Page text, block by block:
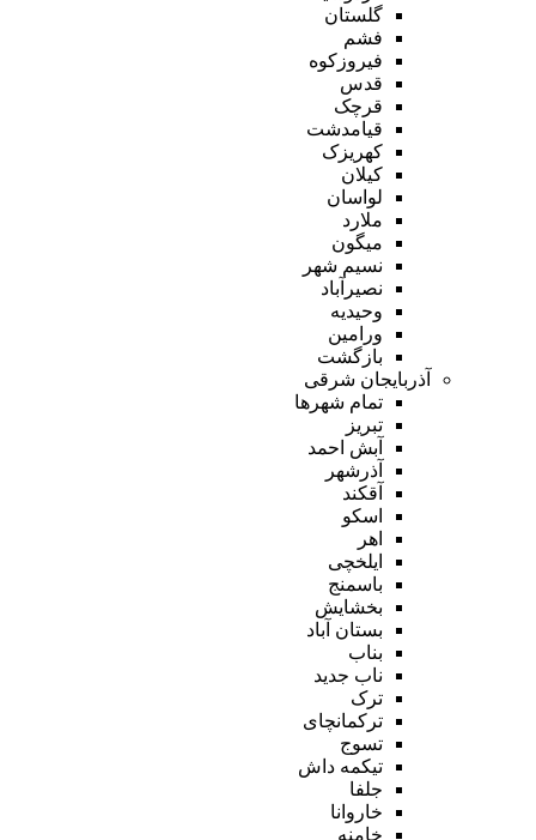
گلستان
فشم
فیروزکوه
قدس
قرچک
قیامدشت
کهریزک
کیلان
لواسان
ملارد
میگون
نسیم شهر
نصیرآباد
وحیدیه
ورامین
بازگشت
آذربایجان شرقی
تمام شهر‌ها
تبریز
آبش احمد
آذرشهر
آقکند
اسکو
اهر
ایلخچی
باسمنج
بخشایش
بستان آباد
بناب
ناب جدید
ترک
ترکمانچای
تسوج
تیکمه داش
جلفا
خاروانا
خامنه